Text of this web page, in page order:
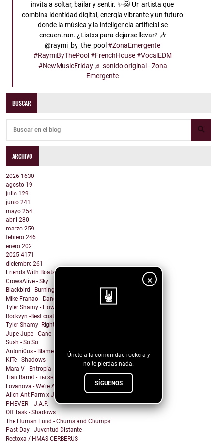
×
Únete a la comunidad rockera y
no te pierdas nada.
SÍGUENOS
invita a soltar, bailar y sentir. ✨🐱 Un artista que
combina identidad digital, energía vibrante y un futuro
donde la música y la inteligencia artificial se
encuentran. ¿Listxs para dejarse llevar? 🎶
@raymi_by_the_pool#ZonaEmergente
#RaymiByThePool #FrenchHouse #VocalEDM
#NewMusicFriday ♬ sonido original - Zona
Emergente
BUSCAR
ARCHIVO
2026 1630
agosto 19
julio 129
junio 241
mayo 254
abril 280
marzo 259
febrero 246
enero 202
2025 4171
diciembre 261
Friends With Boats - What You Got
CrowsAlive - Sky
Blackbird - Burning Heart
Mike Franao - Dance for me
Tyler Shamy - How are you ok?
Rockvyn -Best costumer
Tyler Shamy- Right?
Jupe Jupe - Cane
Sush - So So
Antoni0us - Blame me
KiTe - Shadows
Mara V - Entropía
Tian Barret - ты знаешь, где мои ключи?
Lovanova - We're All In It Together
Alien Ant Farm x Judge & Jury - Bad Attitude
PHEVER -- J.A.P.
Off Task - Shadows
The Human Fund - Chums and Chumps
Past Day - Juventud Distante
Reetoxa / HMAS CERBERUS